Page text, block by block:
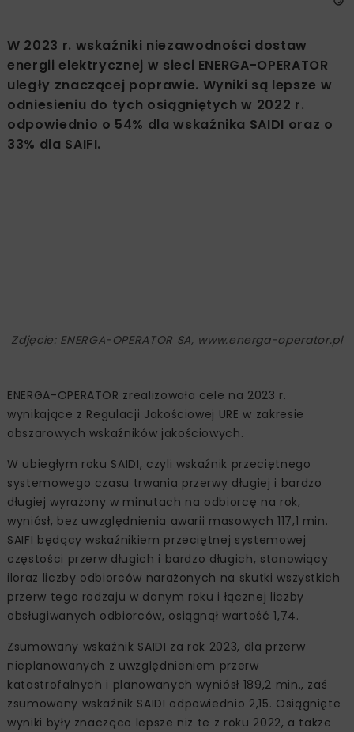
W 2023 r. wskaźniki niezawodności dostaw
energii elektrycznej w sieci ENERGA-OPERATOR
uległy znaczącej poprawie. Wyniki są lepsze w
odniesieniu do tych osiągniętych w 2022 r.
odpowiednio o 54% dla wskaźnika SAIDI oraz o
33% dla SAIFI.
Zdjęcie: ENERGA-OPERATOR SA, www.energa-operator.pl
ENERGA-OPERATOR zrealizowała cele na 2023 r.
wynikające z Regulacji Jakościowej URE w zakresie
obszarowych wskaźników jakościowych.
W ubiegłym roku SAIDI, czyli wskaźnik przeciętnego
systemowego czasu trwania przerwy długiej i bardzo
długiej wyrażony w minutach na odbiorcę na rok,
wyniósł, bez uwzględnienia awarii masowych 117,1 min.
SAIFI będący wskaźnikiem przeciętnej systemowej
częstości przerw długich i bardzo długich, stanowiący
iloraz liczby odbiorców narażonych na skutki wszystkich
przerw tego rodzaju w danym roku i łącznej liczby
obsługiwanych odbiorców, osiągnął wartość 1,74.
Zsumowany wskaźnik SAIDI za rok 2023, dla przerw
nieplanowanych z uwzględnieniem przerw
katastrofalnych i planowanych wyniósł 189,2 min., zaś
zsumowany wskaźnik SAIDI odpowiednio 2,15. Osiągnięte
wyniki były znacząco lepsze niż te z roku 2022, a także